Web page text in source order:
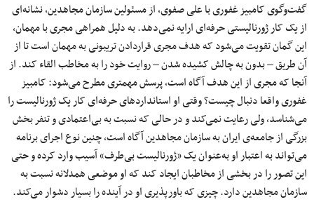
گفت‌وگوی کامبیز غفوری با علی صفوی، از مسئولین سازمان مجاهدین، نشانه‌ای
از یک کار ژورنالیستی حرفه‌ای ارایه نمی‌دهد. به دلیل همراهی مجری با مهمان،
این گمان تقویت می‌شود که هدف مجری قرار‌دادن تریبونی به مهمان است تا از
آن طریق – بدون به چالش کشیده‌ شدن – روایت خود را به مخاطب القاء کند. از
آنجا که مجری از این هدف آگاه است، پرسش مهمتری مطرح می‌شود: کامبیز
غفوری واقعا دنبال چیست؟ وقتی او استانداردهای حرفه‌ای کار یک ژورنالیست را
می‌شناسد، ولی رعایت نمی‌کند و در حالی که نسبت به بی‌اعتمادی و تنفر بخش
بزرگی از جامعه‌ی ایران به سازمان مجاهدین آگاه است، چنین نوع اجرای برنامه
می‌تواند به اعتبار او به‌عنوان یک «ژورنالیست بی‌طرف» آسیب وارد کرده و حتی
این تصور را در بخشی از مخاطبان ایجاد کند که او موضعی همدلانه نسبت به
سازمان مجاهدین دارد. چیزی که باورپذیری او در آینده را بسیار دشوار می‌کند.